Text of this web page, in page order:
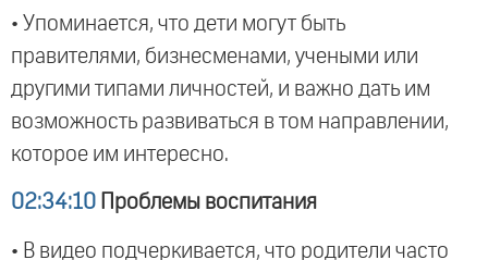
• Упоминается, что дети могут быть
правителями, бизнесменами, учеными или
другими типами личностей, и важно дать им
возможность развиваться в том направлении,
которое им интересно.
02:34:10 Проблемы воспитания
• В видео подчеркивается, что родители часто